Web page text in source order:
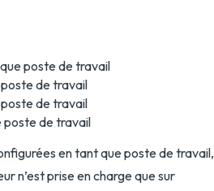
poste de travail
de travail
de travail
poste de travail
en tant que poste de travail,
n’est prise en charge que sur